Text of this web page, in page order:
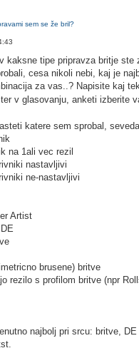
sem se že bril?
kaksne tipe pripravza britje ste
cesa nikoli nebi, kaj je
za vas..? Napisite kaj
ter v glasovanju, anketi izberite
katere sem sprobal,
na 1ali vec rezil
nastavljivi
ne-nastavljivi
Artist
brusene) britve
rezilo s profilom britve (npr
najbolj pri srcu: britve,